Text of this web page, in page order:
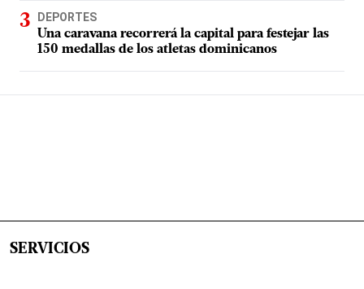
DEPORTES
Una caravana recorrerá la capital para festejar las
150 medallas de los atletas dominicanos
SERVICIOS